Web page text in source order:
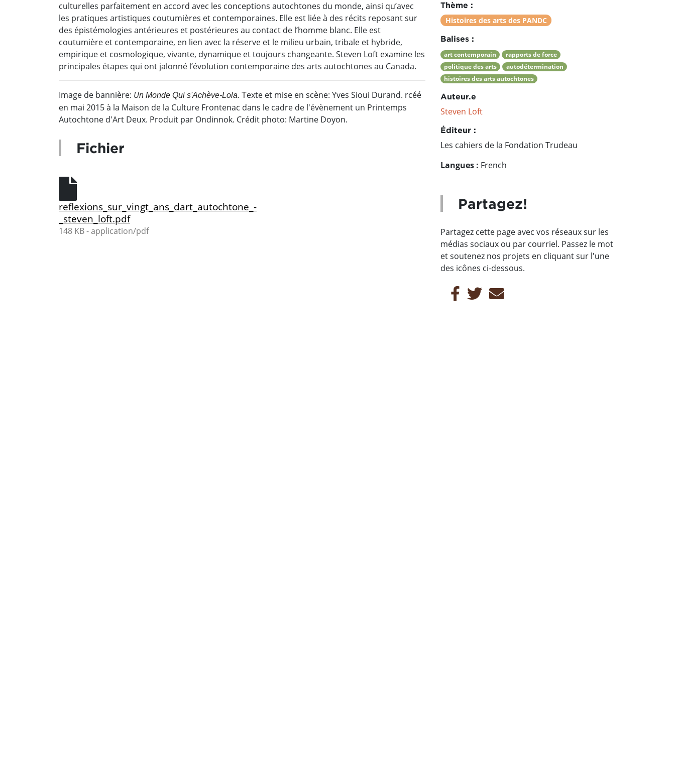
culturelles parfaitement en accord avec les conceptions autochtones du monde, ainsi qu’avec
les pratiques artistiques coutumières et contemporaines. Elle est liée à des récits reposant sur
des épistémologies antérieures et postérieures au contact de l’homme blanc. Elle est
coutumière et contemporaine, en lien avec la réserve et le milieu urbain, tribale et hybride,
empirique et cosmologique, vivante, dynamique et toujours changeante. Steven Loft examine les
principales étapes qui ont jalonné l’évolution contemporaine des arts autochtones au Canada.
Image de bannière: Un Monde Qui s'Achève-Lola. Texte et mise en scène: Yves Sioui Durand. rcéé
en mai 2015 à la Maison de la Culture Frontenac dans le cadre de l'évènement un Printemps
Autochtone d'Art Deux. Produit par Ondinnok. Crédit photo: Martine Doyon.
Fichier
reflexions_sur_vingt_ans_dart_autochtone_-
_steven_loft.pdf
148 KB - application/pdf
Thème :
Histoires des arts des PANDC
Balises :
art contemporain
rapports de force
politique des arts
autodétermination
histoires des arts autochtones
Auteur.e
Steven Loft
Éditeur :
Les cahiers de la Fondation Trudeau
Langues : French
Partagez!
Partagez cette page avec vos réseaux sur les
médias sociaux ou par courriel. Passez le mot
et soutenez nos projets en cliquant sur l'une
des icônes ci-dessous.